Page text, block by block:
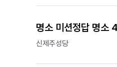
명소 미션정답 명소
신제주성당